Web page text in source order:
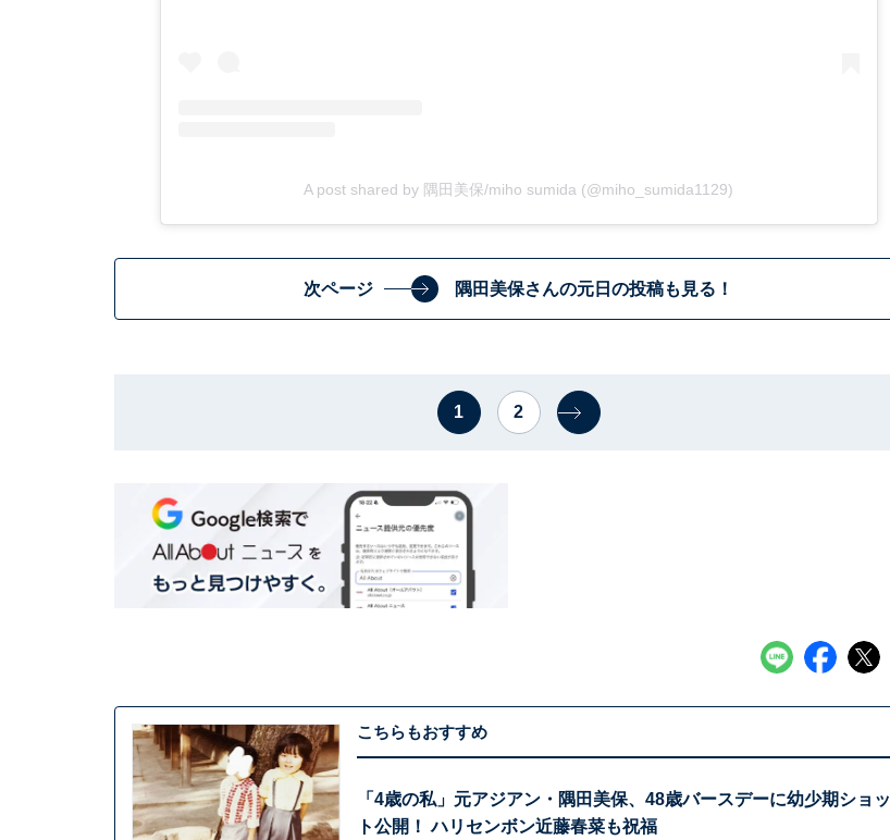
A post shared by 隅田美保/miho sumida (@miho_sumida1129)
次ページ 隅田美保さんの元日の投稿も見る！
1 2
こちらもおすすめ
「4歳の私」元アジアン・隅田美保、48歳バースデーに幼少期ショッ
ト公開！ ハリセンボン近藤春菜も祝福